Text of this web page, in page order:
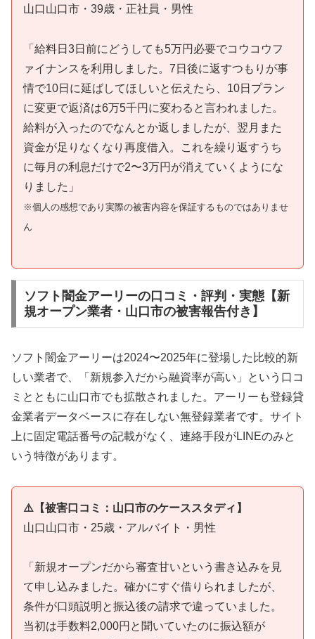
山口山口市・39歳・正社員・男性
「給料日3日前にどうしても5万円必要でコウコウフ
ァイナンスを利用しました。7日後に返すつもりが事
情で10日に延ばしてほしいと伝えたら、10日プラン
に変更で返済は6万5千円に変わると言われました。
給料が入ったのでなんとか返しましたが、翌月また
資金が足りなくなり再度借入。これを繰り返すうち
に毎月の利息だけで2〜3万円が消えていくようにな
りました」
※個人の感想であり実際の被害内容を保証するものではありませ
ん
ソフト闇金アーリーの口コミ・評判・実態【新
規オープン業者・山口市の被害報告付き】
ソフト闇金アーリーは2024〜2025年に登場した比較的新
しい業者で、「新規参入だから融資率が高い」という口コ
ミとともに山口市でも拡散されました。アーリーも登録貸
金業者データベースに存在しない無登録業者です。サイト
上に固定電話番号の記載がなく、連絡手段がLINEのみと
いう特徴があります。
⚠️【被害口コミ：山口市のケーススタディ】
山口山口市・25歳・アルバイト・男性
「新規オープンだから審査甘いという書き込みを見
て申し込みました。確かにすぐ借りられましたが、
条件が口頭説明と振込後の請求で違っていました。
当初は手数料2,000円と聞いていたのに振込額が